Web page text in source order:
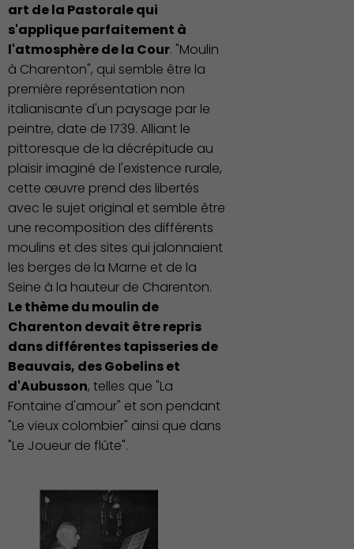
Culture
art de la Pastorale qui
s'applique parfaitement à
l'atmosphère de la Cour. "Moulin
à Charenton", qui semble être la
première représentation non
italianisante d'un paysage par le
peintre, date de 1739. Alliant le
pittoresque de la décrépitude au
plaisir imaginé de l'existence rurale,
cette œuvre prend des libertés
avec le sujet original et semble être
une recomposition des différents
moulins et des sites qui jalonnaient
les berges de la Marne et de la
Seine à la hauteur de Charenton.
Le thème du moulin de
Charenton devait être repris
dans différentes tapisseries de
Beauvais, des Gobelins et
d'Aubusson, telles que "La
Fontaine d'amour" et son pendant
"Le vieux colombier" ainsi que dans
"Le Joueur de flûte".